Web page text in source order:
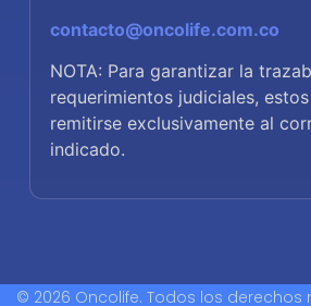
contacto@oncolife.com.co
NOTA: Para garantizar la
requerimientos judiciales,
remitirse exclusivamente al
indicado.
© 2026 Oncolife. Todos los derechos